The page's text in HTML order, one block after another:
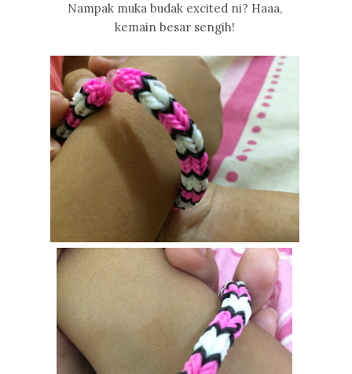
Nampak muka budak excited ni? Haaa,
kemain besar sengih!